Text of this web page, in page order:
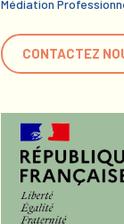
Médiation
CONTACTEZ